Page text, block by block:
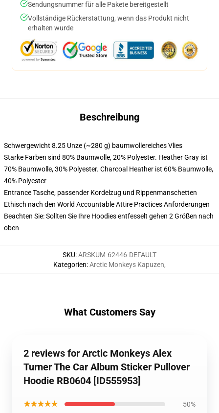
Sendungsnummer für alle Pakete bereitgestellt
Vollständige Rückerstattung, wenn das Produkt nicht
erhalten wurde
Beschreibung
Schwergewicht 8.25 Unze (~280 g) baumwollereiches Vlies
Starke Farben sind 80% Baumwolle, 20% Polyester. Heather Gray ist
70% Baumwolle, 30% Polyester. Charcoal Heather ist 60% Baumwolle,
40% Polyester
Entrance Tasche, passender Kordelzug und Rippenmanschetten
Ethisch nach den World Accountable Attire Practices Anforderungen
Beachten Sie: Sollten Sie Ihre Hoodies entfesselt gehen 2 Größen nach
oben
SKU:ARSKUM-62446-DEFAULT
Kategorien:Arctic Monkeys Kapuzen,
What Customers Say
2 reviews for Arctic Monkeys Alex
Turner The Car Album Sticker Pullover
Hoodie RB0604 [ID555953]
★★★★★ 50%